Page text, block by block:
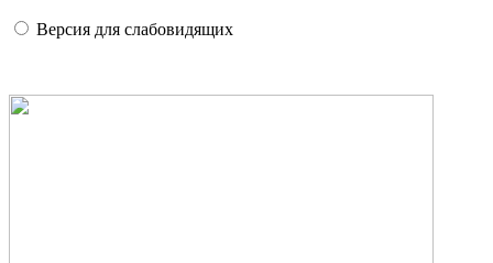
Версия для слабовидящих